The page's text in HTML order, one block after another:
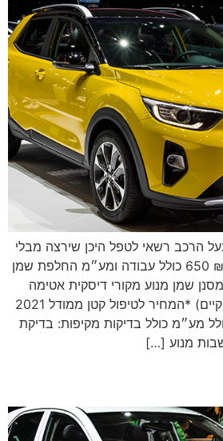
הרכב רשאי לטפל היכן שירצה מבלי
לפגוע באחריות היבואן! ₪ 650 כולל עבודה ומע״מ החלפת שמן
שמן מנוע מקורי דיסקית אטימה
לאגן שמן מנוע (במידה וקיים) *המחיר לטיפול קטן ממודל 2021
600 ש״ח כולל מע״מ כולל בדיקות מקיפות: בדיקת
מנוע […]